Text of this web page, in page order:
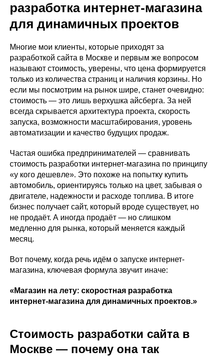
разработка интернет-магазина
для динамичных проектов
Многие мои клиенты, которые приходят за
разработкой сайта в Москве и первым же вопросом
называют стоимость, уверены, что цена формируется
только из количества страниц и наличия корзины. Но
если мы посмотрим на рынок шире, станет очевидно:
стоимость — это лишь верхушка айсберга. За ней
всегда скрывается архитектура проекта, скорость
запуска, возможности масштабирования, уровень
автоматизации и качество будущих продаж.
Частая ошибка предпринимателей — сравнивать
стоимость разработки интернет-магазина по принципу
«у кого дешевле». Это похоже на попытку купить
автомобиль, ориентируясь только на цвет, забывая о
двигателе, надежности и расходе топлива. В итоге
бизнес получает сайт, который вроде существует, но
не продаёт. А иногда продаёт — но слишком
медленно для рынка, который меняется каждый
месяц.
Вот почему, когда речь идём о запуске интернет-
магазина, ключевая формула звучит иначе:
«Магазин на лету: скоростная разработка
интернет-магазина для динамичных проектов.»
Стоимость разработки сайта в
Москве — почему она так